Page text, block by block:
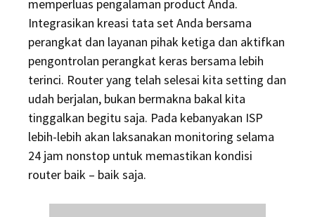
memperluas pengalaman product Anda.
Integrasikan kreasi tata set Anda bersama
perangkat dan layanan pihak ketiga dan aktifkan
pengontrolan perangkat keras bersama lebih
terinci. Router yang telah selesai kita setting dan
udah berjalan, bukan bermakna bakal kita
tinggalkan begitu saja. Pada kebanyakan ISP
lebih-lebih akan laksanakan monitoring selama
24 jam nonstop untuk memastikan kondisi
router baik – baik saja.